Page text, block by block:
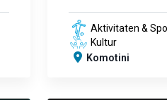
Aktivitaten &
Kultur
Komotini